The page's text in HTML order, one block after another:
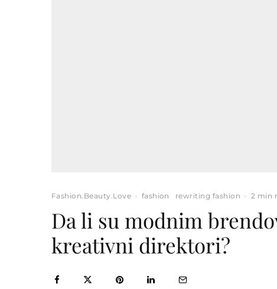
Fashion.Beauty.Love · fashion rewriting fashion · 2 min
Da li su modnim
kreativni direktori?